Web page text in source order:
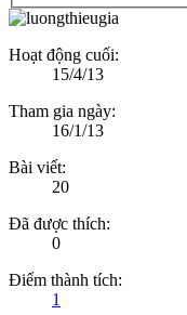
Hoạt động cuối:
15/4/13
Tham gia ngày:
16/1/13
Bài viết:
20
Đã được thích:
0
Điểm thành tích:
1